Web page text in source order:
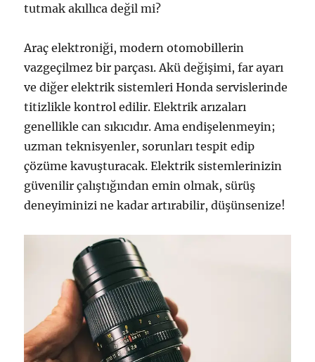
tutmak akıllıca değil mi?
Araç elektroniği, modern otomobillerin
vazgeçilmez bir parçası. Akü değişimi, far ayarı
ve diğer elektrik sistemleri Honda servislerinde
titizlikle kontrol edilir. Elektrik arızaları
genellikle can sıkıcıdır. Ama endişelenmeyin;
uzman teknisyenler, sorunları tespit edip
çözüme kavuşturacak. Elektrik sistemlerinizin
güvenilir çalıştığından emin olmak, sürüş
deneyiminizi ne kadar artırabilir, düşünsenize!